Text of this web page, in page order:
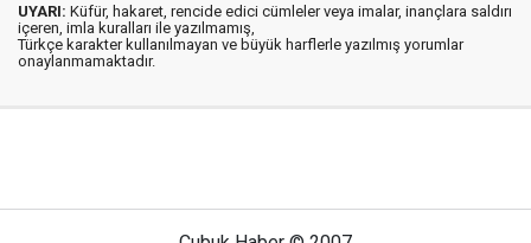
UYARI: Küfür, hakaret, rencide edici cümleler veya imalar, inançlara saldırı
içeren, imla kuralları ile yazılmamış,
Türkçe karakter kullanılmayan ve büyük harflerle yazılmış yorumlar
onaylanmamaktadır.